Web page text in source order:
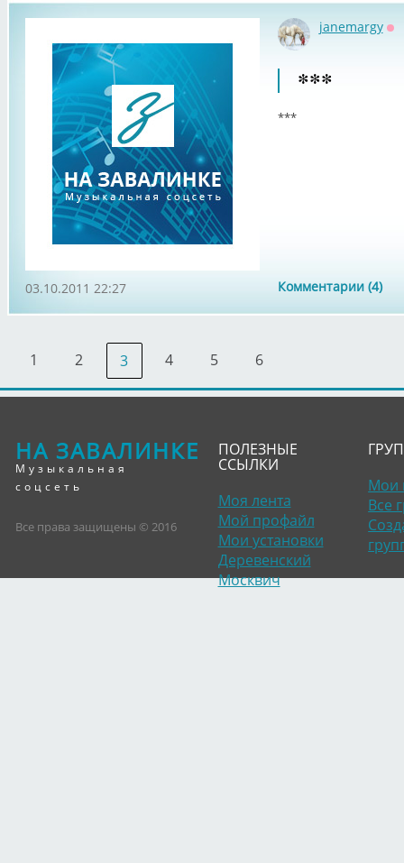
janemargy
***
***
Комментарии (4)
03.10.2011 22:27
1 2 3 4 5 6
НА ЗАВАЛИНКЕ
Музыкальная
соцсеть
Все права защищены © 2016
ПОЛЕЗНЫЕ
ССЫЛКИ
Моя лента
Мой профайл
Мои установки
Деревенский
Москвич
Мои
Все